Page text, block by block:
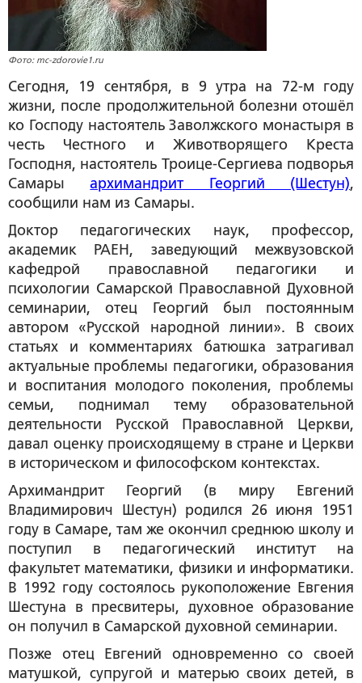
Фото: mc-zdorovie1.ru
Сегодня, 19 сентября, в 9 утра на 72-м году
жизни, после продолжительной болезни отошёл
ко Господу настоятель Заволжского монастыря в
честь Честного и Животворящего Креста
Господня, настоятель Троице-Сергиева подворья
Самарыархимандрит Георгий (Шестун),
сообщили нам из Самары.
Доктор педагогических наук, профессор,
академик РАЕН, заведующий межвузовской
кафедрой православной педагогики и
психологии Самарской Православной Духовной
семинарии, отец Георгий был постоянным
автором «Русской народной линии». В своих
статьях и комментариях батюшка затрагивал
актуальные проблемы педагогики, образования
и воспитания молодого поколения, проблемы
семьи, поднимал тему образовательной
деятельности Русской Православной Церкви,
давал оценку происходящему в стране и Церкви
в историческом и философском контекстах.
Архимандрит Георгий (в миру Евгений
Владимирович Шестун) родился 26 июня 1951
году в Самаре, там же окончил среднюю школу и
поступил в педагогический институт на
факультет математики, физики и информатики.
В 1992 году состоялось рукоположение Евгения
Шестуна в пресвитеры, духовное образование
он получил в Самарской духовной семинарии.
Позже отец Евгений одновременно со своей
матушкой, супругой и матерью своих детей, в